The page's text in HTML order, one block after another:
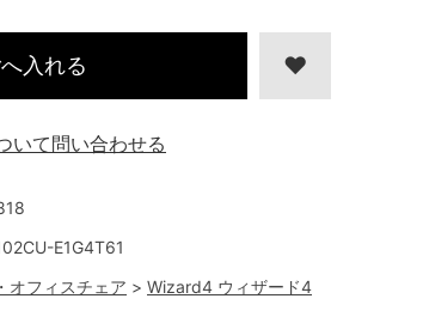
E1G4T61
オフィスチェア > Wizard4 ウィザード4
入れる
いて問い合わせる